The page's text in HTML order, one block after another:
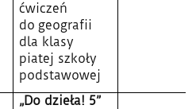
ćwiczeń
do geografii
dla klasy
piatej szkoły
podstawowej
„Do dzieła! 5”